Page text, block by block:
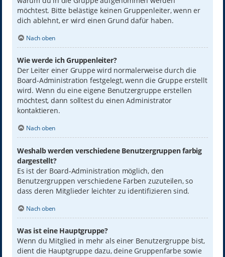
möchtest. Bitte belästige keinen Gruppenleiter, wenn er
dich ablehnt, er wird einen Grund dafür haben.
Nach oben
Wie werde ich Gruppenleiter?
Der Leiter einer Gruppe wird normalerweise durch die
Board-Administration festgelegt, wenn die Gruppe erstellt
wird. Wenn du eine eigene Benutzergruppe erstellen
möchtest, dann solltest du einen Administrator
kontaktieren.
Nach oben
Weshalb werden verschiedene Benutzergruppen farbig
dargestellt?
Es ist der Board-Administration möglich, den
Benutzergruppen verschiedene Farben zuzuteilen, so
dass deren Mitglieder leichter zu identifizieren sind.
Nach oben
Was ist eine Hauptgruppe?
Wenn du Mitglied in mehr als einer Benutzergruppe bist,
dient die Hauptgruppe dazu, deine Gruppenfarbe sowie